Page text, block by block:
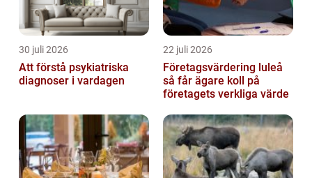
30 juli 2026
Att förstå psykiatriska
diagnoser i vardagen
22 juli 2026
Företagsvärdering luleå
så får ägare koll på
företagets verkliga värde